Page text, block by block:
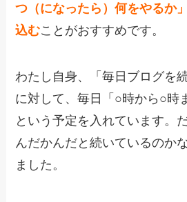
つ（になったら）何をやるか
込むことがおすすめです。
わたし自身、「毎日ブログを
に対して、毎日「○時から○時
という予定を入れています。
んだかんだと続いているのか
ました。